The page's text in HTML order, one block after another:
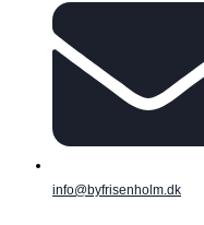
info@byfrisenholm.dk